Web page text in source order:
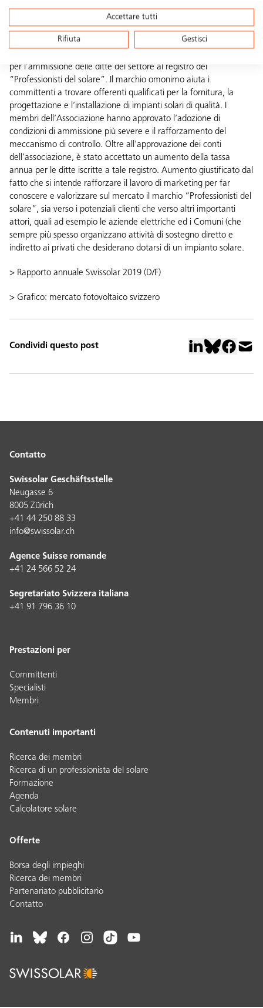
indispensabile che siano concepiti e realizzati a regola d’arte, da
parte di ditte e persone qualificate e costantemente aggiornate
dal punto di vista professionale, quali i “Professionisti del solare”.
per l’ammissione delle ditte del settore al registro dei
“Professionisti del solare”. Il marchio omonimo aiuta i
committenti a trovare offerenti qualificati per la fornitura, la
progettazione e l’installazione di impianti solari di qualità. I
membri dell’Associazione hanno approvato l’adozione di
condizioni di ammissione più severe e il rafforzamento del
meccanismo di controllo. Oltre all’approvazione dei conti
dell’associazione, è stato accettato un aumento della tassa
annua per le ditte iscritte a tale registro. Aumento giustificato dal
fatto che si intende rafforzare il lavoro di marketing per far
conoscere e valorizzare sul mercato il marchio “Professionisti del
solare”, sia verso i potenziali clienti che verso altri importanti
attori, quali ad esempio le aziende elettriche ed i Comuni (che
sempre più spesso organizzano attività di sostegno diretto e
indiretto ai privati che desiderano dotarsi di un impianto solare.
> Rapporto annuale Swissolar 2019 (D/F)
> Grafico: mercato fotovoltaico svizzero
Condividi questo post
Contatto
Swissolar Geschäftsstelle
Neugasse 6
8005 Zürich
+41 44 250 88 33
info@swissolar.ch
Agence Suisse romande
+41 24 566 52 24
Segretariato Svizzera italiana
+41 91 796 36 10
Prestazioni per
Committenti
Specialisti
Membri
Contenuti importanti
Ricerca dei membri
Ricerca di un professionista del solare
Formazione
Agenda
Calcolatore solare
Offerte
Borsa degli impieghi
Ricerca dei membri
Partenariato pubblicitario
Contatto
Accettare tutti
Rifiuta Gestisci